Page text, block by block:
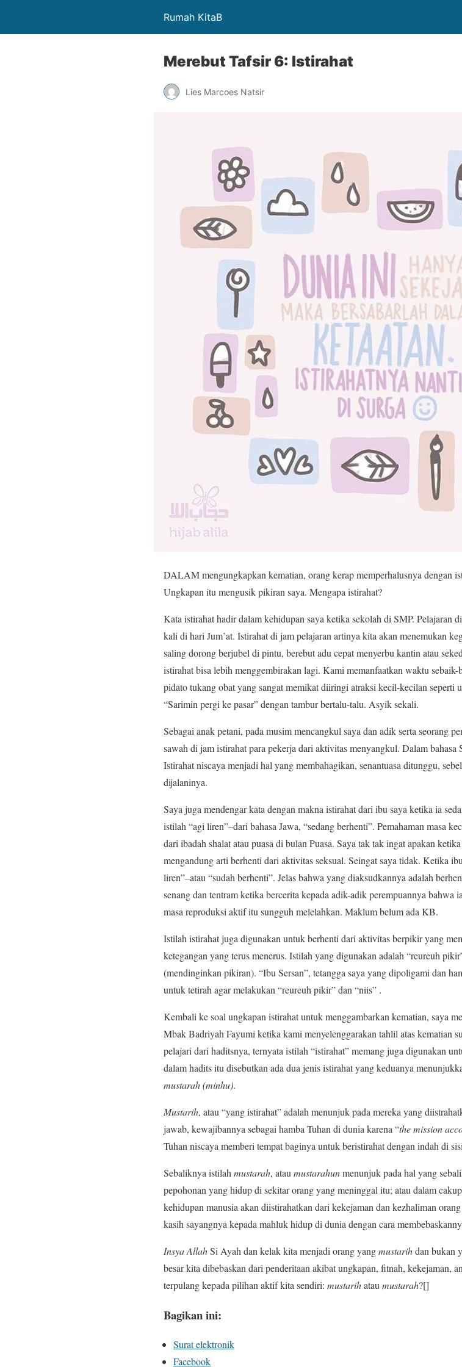
Rumah KitaB
Merebut Tafsir 6: Istirahat
Lies Marcoes Natsir
DALAM mengungkapkan kematian, orang kerap memperhalusnya dengan
Ungkapan itu mengusik pikiran saya. Mengapa istirahat?
Kata istirahat hadir dalam kehidupan saya ketika sekolah di SMP. Pelajaran
kali di hari Jum’at. Istirahat di jam pelajaran artinya kita akan menemukan
saling dorong berjubel di pintu, berebut adu cepat menyerbu kantin atau
istirahat bisa lebih menggembirakan lagi. Kami memanfaatkan waktu
pidato tukang obat yang sangat memikat diiringi atraksi kecil-kecilan seperti
“Sarimin pergi ke pasar” dengan tambur bertalu-talu. Asyik sekali.
Sebagai anak petani, pada musim mencangkul saya dan adik serta seorang
sawah di jam istirahat para pekerja dari aktivitas menyangkul. Dalam bahasa
Istirahat niscaya menjadi hal yang membahagikan, senantuasa ditunggu,
dijalaninya.
Saya juga mendengar kata dengan makna istirahat dari ibu saya ketika ia
istilah “agi liren”–dari bahasa Jawa, “sedang berhenti”. Pemahaman masa
dari ibadah shalat atau puasa di bulan Puasa. Saya tak tak ingat apakan
mengandung arti berhenti dari aktivitas seksual. Seingat saya tidak. Ketika
liren”–atau “sudah berhenti”. Jelas bahwa yang diaksudkannya adalah
senang dan tentram ketika bercerita kepada adik-adik perempuannya
masa reproduksi aktif itu sungguh melelahkan. Maklum belum ada KB.
Istilah istirahat juga digunakan untuk berhenti dari aktivitas berpikir yang
ketegangan yang terus menerus. Istilah yang digunakan adalah “reureuh
(mendinginkan pikiran). “Ibu Sersan”, tetangga saya yang dipoligami dan
untuk tetirah agar melakukan “reureuh pikir” dan “niis” .
Kembali ke soal ungkapan istirahat untuk menggambarkan kematian, saya
Mbak Badriyah Fayumi ketika kami menyelenggarakan tahlil atas kematian
pelajari dari haditsnya, ternyata istilah “istirahat” memang juga digunakan
dalam hadits itu disebutkan ada dua jenis istirahat yang keduanya
mustarah (minhu).
Mustarih, atau “yang istirahat” adalah menunjuk pada mereka yang
jawab, kewajibannya sebagai hamba Tuhan di dunia karena “the mission
Tuhan niscaya memberi tempat baginya untuk beristirahat dengan indah di
Sebaliknya istilah mustarah, atau mustarahunmenunjuk pada hal yang
pepohonan yang hidup di sekitar orang yang meninggal itu; atau dalam
kehidupan manusia akan diistirahatkan dari kekejaman dan kezhaliman
kasih sayangnya kepada mahluk hidup di dunia dengan cara
Insya AllahSi Ayah dan kelak kita menjadi orang yangmustarihdan bukan
besar kita dibebaskan dari penderitaan akibat ungkapan, fitnah, kekejaman,
terpulang kepada pilihan aktif kita sendiri: mustarihatau mustarah?[]
Bagikan ini:
Surat elektronik
Facebook